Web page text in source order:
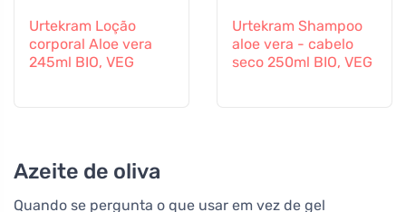
Urtekram Loção
corporal Aloe vera
245ml BIO, VEG
Urtekram Shampoo
aloe vera - cabelo
seco 250ml BIO, VEG
Azeite de oliva
Quando se pergunta o que usar em vez de gel